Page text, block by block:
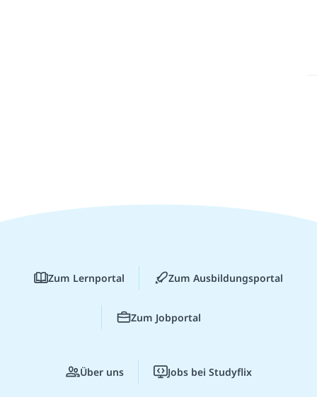
Zum Lernportal Zum Ausbildungsportal
Zum Jobportal
Über uns Jobs bei Studyflix